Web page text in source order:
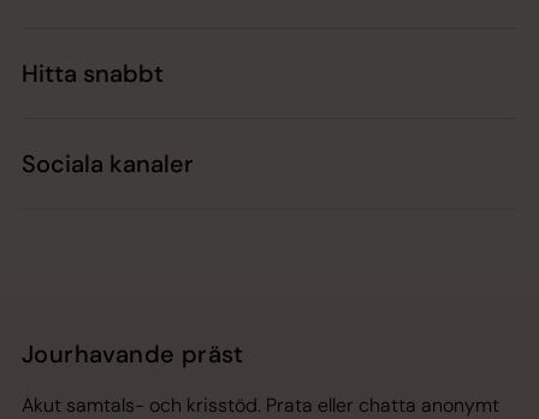
Hitta snabbt
Sociala kanaler
Jourhavande präst
Akut samtals- och krisstöd. Prata eller chatta anonymt